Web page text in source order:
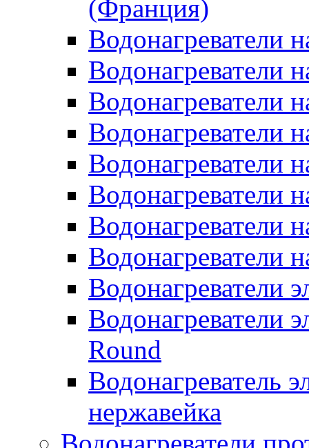
(Франция)
Водонагреватели
Водонагреватели
Водонагреватели
Водонагреватели
Водонагреватели
Водонагреватели
Водонагреватели
Водонагреватели
Водонагреватели
Водонагреватели
Round
Водонагреватель
нержавейка